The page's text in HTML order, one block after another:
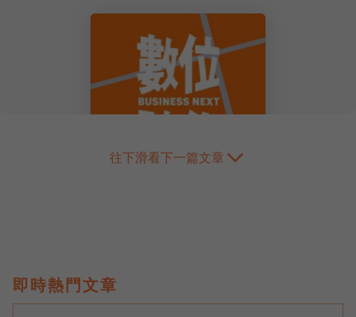
往下滑看下一篇文章
即時熱門文章